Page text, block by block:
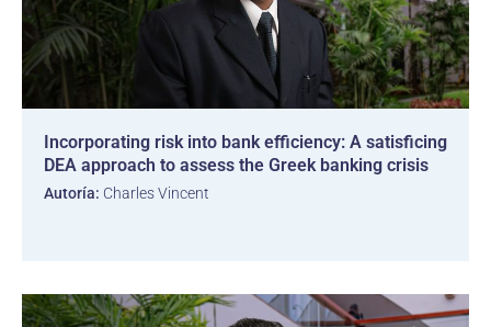
Incorporating risk into bank efficiency: A satisficing
DEA approach to assess the Greek banking crisis
Autoría: Charles Vincent